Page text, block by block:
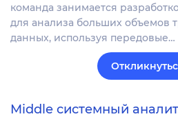
команда занимается
для анализа больших объемов
данных, используя передовые…
Middle системный